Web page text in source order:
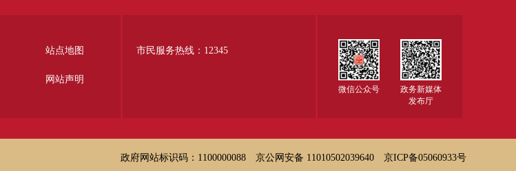
站点地图
网站声明
市民服务热线：12345
微信公众号
政务新媒体
发布厅
政府网站标识码：1100000088 京公网安备 11010502039640 京ICP备05060933号